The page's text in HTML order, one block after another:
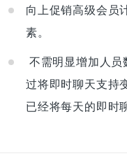
向上促销高级会员
素。
不需明显增加人员
过将即时聊天支持
已经将每天的即时